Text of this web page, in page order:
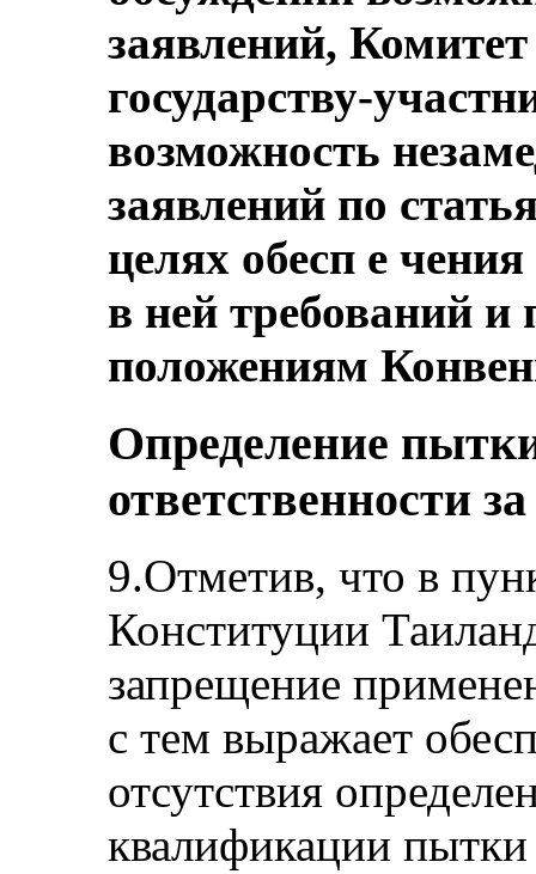
заявлений,
государству-
возможность
заявлений по
целях обесп е
в ней требований
положениям
Определение
ответственности
9.Отметив, что в
Конституции
запрещение
с тем выражает
отсутствия
квалификации пытки